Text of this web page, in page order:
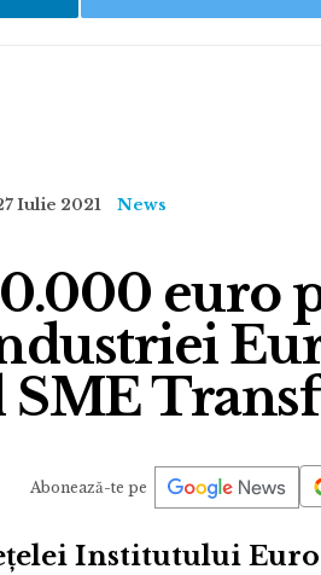
Iulie 2021
News
euro
Abonează-te pe
Institutului